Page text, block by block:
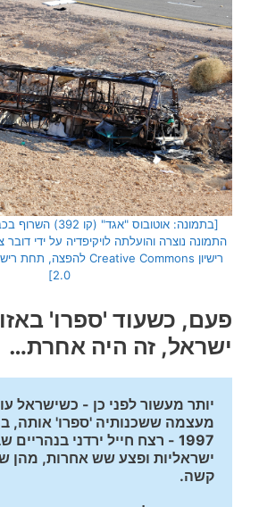
התמונה נוצרה והועלתה לויקיפדיה על ידי
2.0]
פעם, כשעוד 'ספרו'
ישראל, זה היה אחרת…
קשה.